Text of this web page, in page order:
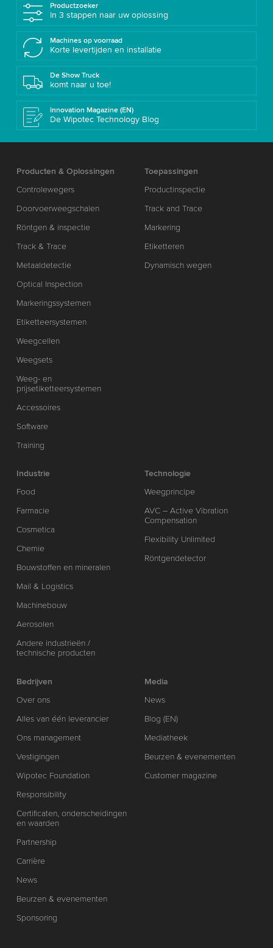
Productzoeker
In 3 stappen naar uw oplossing
Machines op voorraad
Korte levertijden en installatie
De Show Truck
komt naar u toe!
Innovation Magazine (EN)
De Wipotec Technology Blog
Producten & Oplossingen
Controlewegers
Doorvoerweegschalen
Röntgen & inspectie
Track & Trace
Metaaldetectie
Optical Inspection
Markeringssystemen
Etiketteersystemen
Weegcellen
Weegsets
Weeg- en
prijsetiketteersystemen
Accessoires
Software
Training
Toepassingen
Productinspectie
Track and Trace
Markering
Etiketteren
Dynamisch wegen
Industrie
Food
Farmacie
Cosmetica
Chemie
Bouwstoffen en mineralen
Mail & Logistics
Machinebouw
Aerosolen
Andere industrieën /
technische producten
Technologie
Weegprincipe
AVC – Active Vibration
Compensation
Flexibility Unlimited
Röntgendetector
Bedrijven
Over ons
Alles van één leverancier
Ons management
Vestigingen
Wipotec Foundation
Responsibility
Certificaten, onderscheidingen
en waarden
Partnership
Carrière
News
Beurzen & evenementen
Sponsoring
Media
News
Blog (EN)
Mediatheek
Beurzen & evenementen
Customer magazine